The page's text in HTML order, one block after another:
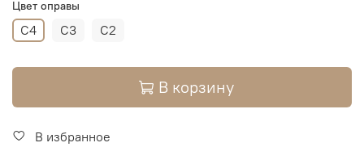
Цвет оправы
C4 C3 C2
В корзину
В избранное